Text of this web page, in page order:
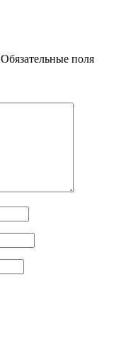
Обязательные поля